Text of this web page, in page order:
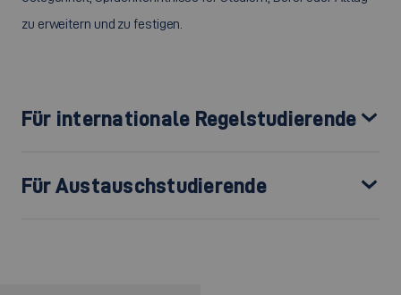
zu erweitern und zu festigen.
Für internationale Regelstudierende
Für Austauschstudierende